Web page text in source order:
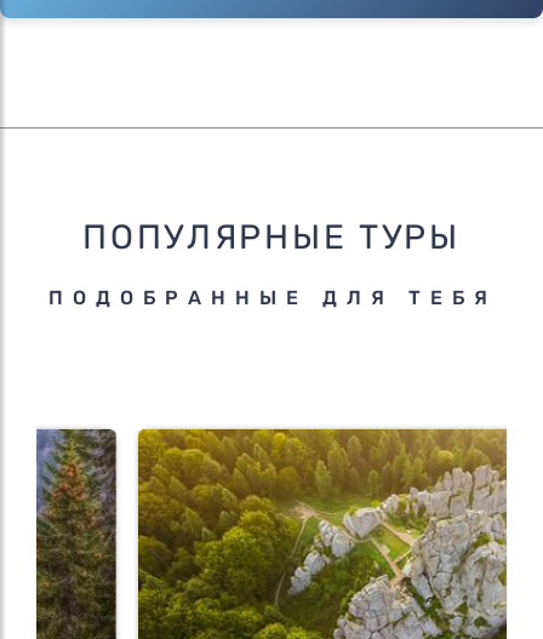
ПОПУЛЯРНЫЕ ТУРЫ
ПОДОБРАННЫЕ ДЛЯ ТЕБЯ